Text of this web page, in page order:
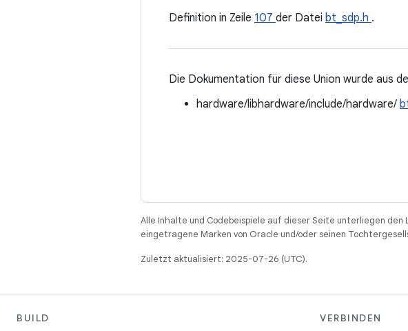
Definition in Zeile 107 der Datei bt_sdp.h .
Die Dokumentation für diese Union wurde aus
hardware/libhardware/include/hardware/
Alle Inhalte und Codebeispiele auf dieser Seite unterliegen den
eingetragene Marken von Oracle und/oder seinen
Zuletzt aktualisiert: 2025-07-26 (UTC).
BUILD VERBINDEN